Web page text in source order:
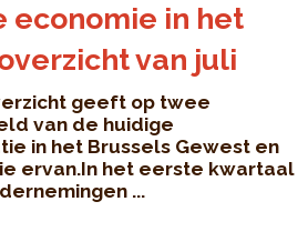
economie in het
van juli
geeft op twee
van de huidige
in het Brussels Gewest en
ervan.In het eerste kwartaal
...